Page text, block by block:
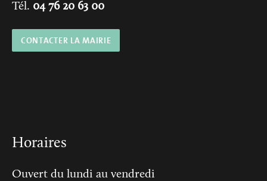
Tél. 04 76 20 63 00
CONTACTER LA MAIRIE
Horaires
Ouvert du lundi au vendredi